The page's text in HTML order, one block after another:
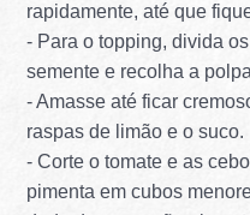
rapidamente, até que
- Para o topping, divida
semente e recolha a
- Amasse até ficar
raspas de limão e o suco.
- Corte o tomate e as
pimenta em cubos